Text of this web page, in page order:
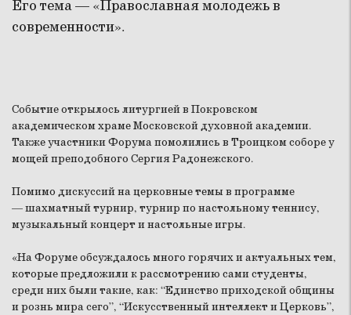
Его тема — «Православная молодежь в
современности».
Событие открылось литургией в Покровском
академическом храме Московской духовной академии.
Также участники Форума помолились в Троицком соборе у
мощей преподобного Сергия Радонежского.
Помимо дискуссий на церковные темы в программе
— шахматный турнир, турнир по настольному теннису,
музыкальный концерт и настольные игры.
«На Форуме обсуждалось много горячих и актуальных тем,
которые предложили к рассмотрению сами студенты,
среди них были такие, как: “Единство приходской общины
и рознь мира сего”, “Искусственный интеллект и Церковь”,